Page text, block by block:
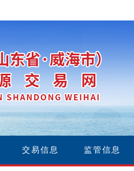
交易信息 监管信息